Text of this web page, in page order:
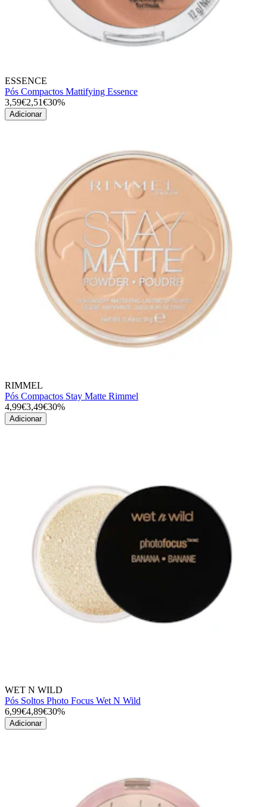
ESSENCE
Pós Compactos Mattifying Essence
3,59€2,51€30%
Adicionar
RIMMEL
Pós Compactos Stay Matte Rimmel
4,99€3,49€30%
Adicionar
WET N WILD
Pós Soltos Photo Focus Wet N Wild
6,99€4,89€30%
Adicionar